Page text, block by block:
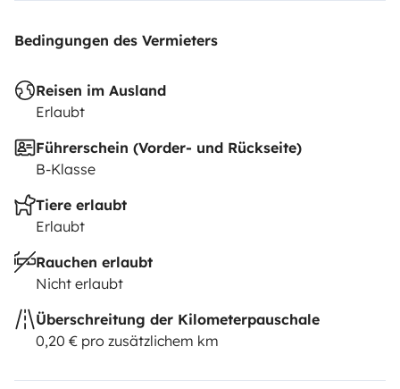
Bedingungen des Vermieters
Reisen im Ausland
Erlaubt
Führerschein (Vorder- und Rückseite)
B-Klasse
Tiere erlaubt
Erlaubt
Rauchen erlaubt
Nicht erlaubt
Überschreitung der Kilometerpauschale
0,20 € pro zusätzlichem km